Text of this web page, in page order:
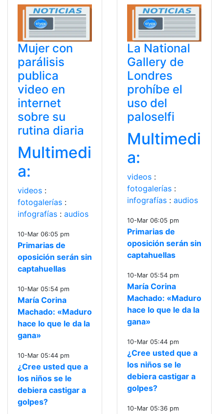
Mujer con
parálisis
publica
video en
internet
sobre su
rutina diaria
Multimedi
a:
videos :
fotogalerías :
infografías : audios
10-Mar 06:05 pm
Primarias de
oposición serán sin
captahuellas
10-Mar 05:54 pm
María Corina
Machado: «Maduro
hace lo que le da la
gana»
10-Mar 05:44 pm
¿Cree usted que a
los niños se le
debiera castigar a
golpes?
La National
Gallery de
Londres
prohíbe el
uso del
paloselfi
Multimedi
a:
videos :
fotogalerías :
infografías : audios
10-Mar 06:05 pm
Primarias de
oposición serán sin
captahuellas
10-Mar 05:54 pm
María Corina
Machado: «Maduro
hace lo que le da la
gana»
10-Mar 05:44 pm
¿Cree usted que a
los niños se le
debiera castigar a
golpes?
10-Mar 05:36 pm